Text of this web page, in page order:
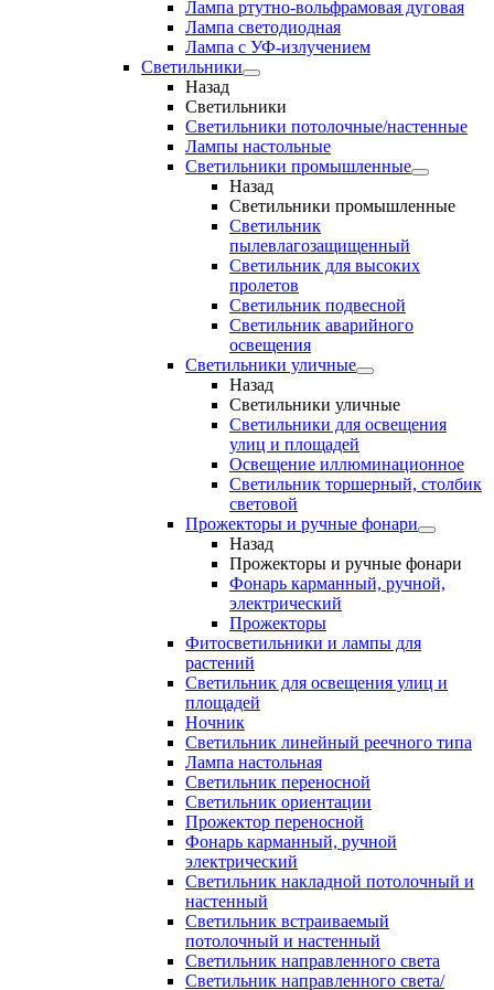
Лампа ртутно-вольфрамовая дуговая
Лампа светодиодная
Лампа с УФ-излучением
Светильники
Назад
Светильники
Светильники потолочные/настенные
Лампы настольные
Светильники промышленные
Назад
Светильники промышленные
Светильник
пылевлагозащищенный
Светильник для высоких
пролетов
Светильник подвесной
Светильник аварийного
освещения
Светильники уличные
Назад
Светильники уличные
Светильники для освещения
улиц и площадей
Освещение иллюминационное
Светильник торшерный, столбик
световой
Прожекторы и ручные фонари
Назад
Прожекторы и ручные фонари
Фонарь карманный, ручной,
электрический
Прожекторы
Фитосветильники и лампы для
растений
Светильник для освещения улиц и
площадей
Ночник
Светильник линейный реечного типа
Лампа настольная
Светильник переносной
Светильник ориентации
Прожектор переносной
Фонарь карманный, ручной
электрический
Светильник накладной потолочный и
настенный
Светильник встраиваемый
потолочный и настенный
Светильник направленного света
Светильник направленного света/